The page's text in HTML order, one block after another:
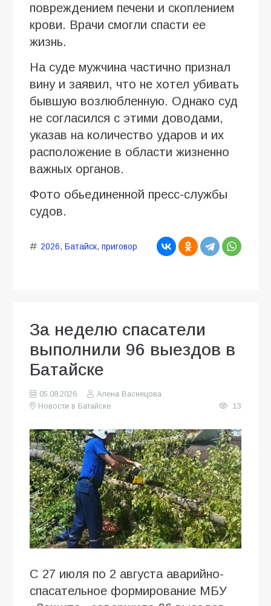
повреждением печени и скоплением
крови. Врачи смогли спасти ее
жизнь.
На суде мужчина частично признал
вину и заявил, что не хотел убивать
бывшую возлюбленную. Однако суд
не согласился с этими доводами,
указав на количество ударов и их
расположение в области жизненно
важных органов.
Фото обьединенной пресс-службы
судов.
2026, Батайск, приговор
За неделю спасатели
выполнили 96 выездов в
Батайске
05.08.2026
Алена Васнецова
Новости в Батайске
13
С 27 июля по 2 августа аварийно-
спасательное формирование МБУ